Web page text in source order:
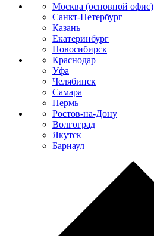
Москва (основной офис)
Санкт-Петербург
Казань
Екатеринбург
Новосибирск
Краснодар
Уфа
Челябинск
Самара
Пермь
Ростов-на-Дону
Волгоград
Якутск
Барнаул